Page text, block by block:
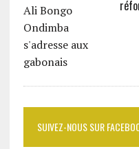
SUIVEZ-NOUS SUR